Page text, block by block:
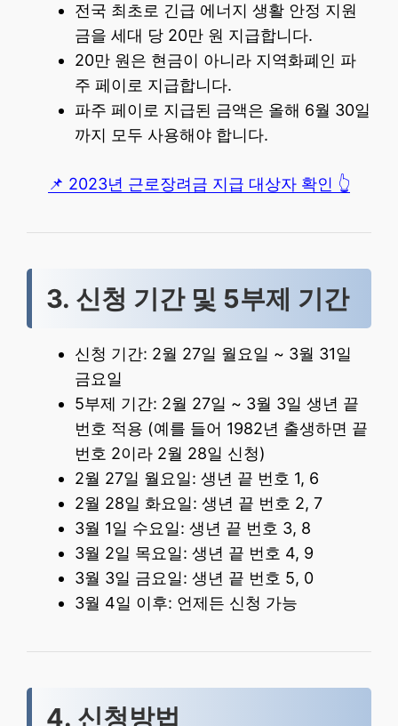
전국 최초로 긴급 에너지 생활 안정 지원
금을 세대 당 20만 원 지급합니다.
20만 원은 현금이 아니라 지역화폐인 파
주 페이로 지급합니다.
파주 페이로 지급된 금액은 올해 6월 30일
까지 모두 사용해야 합니다.
📌 2023년 근로장려금 지급 대상자 확인 👆
3. 신청 기간 및 5부제 기간
신청 기간: 2월 27일 월요일 ~ 3월 31일
금요일
5부제 기간: 2월 27일 ~ 3월 3일 생년 끝
번호 적용 (예를 들어 1982년 출생하면 끝
번호 2이라 2월 28일 신청)
2월 27일 월요일: 생년 끝 번호 1, 6
2월 28일 화요일: 생년 끝 번호 2, 7
3월 1일 수요일: 생년 끝 번호 3, 8
3월 2일 목요일: 생년 끝 번호 4, 9
3월 3일 금요일: 생년 끝 번호 5, 0
3월 4일 이후: 언제든 신청 가능
4. 신청방법